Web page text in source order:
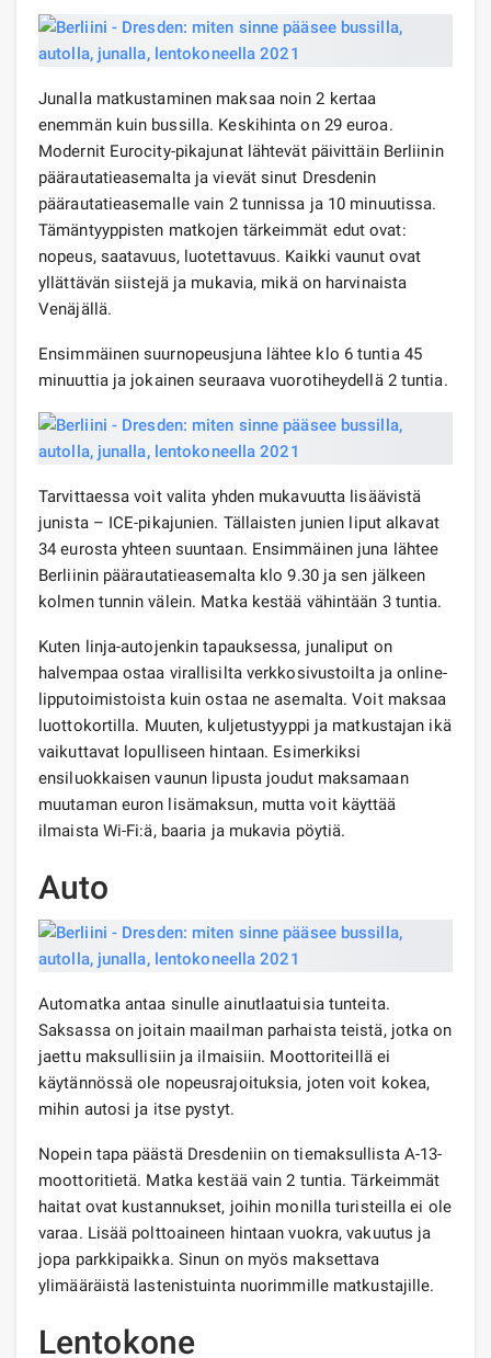
Junalla matkustaminen maksaa noin 2 kertaa
enemmän kuin bussilla. Keskihinta on 29 euroa.
Modernit Eurocity-pikajunat lähtevät päivittäin Berliinin
päärautatieasemalta ja vievät sinut Dresdenin
päärautatieasemalle vain 2 tunnissa ja 10 minuutissa.
Tämäntyyppisten matkojen tärkeimmät edut ovat:
nopeus, saatavuus, luotettavuus. Kaikki vaunut ovat
yllättävän siistejä ja mukavia, mikä on harvinaista
Venäjällä.
Ensimmäinen suurnopeusjuna lähtee klo 6 tuntia 45
minuuttia ja jokainen seuraava vuorotiheydellä 2 tuntia.
Tarvittaessa voit valita yhden mukavuutta lisäävistä
junista – ICE-pikajunien. Tällaisten junien liput alkavat
34 eurosta yhteen suuntaan. Ensimmäinen juna lähtee
Berliinin päärautatieasemalta klo 9.30 ja sen jälkeen
kolmen tunnin välein. Matka kestää vähintään 3 tuntia.
Kuten linja-autojenkin tapauksessa, junaliput on
halvempaa ostaa virallisilta verkkosivustoilta ja online-
lipputoimistoista kuin ostaa ne asemalta. Voit maksaa
luottokortilla. Muuten, kuljetustyyppi ja matkustajan ikä
vaikuttavat lopulliseen hintaan. Esimerkiksi
ensiluokkaisen vaunun lipusta joudut maksamaan
muutaman euron lisämaksun, mutta voit käyttää
ilmaista Wi-Fi:ä, baaria ja mukavia pöytiä.
Auto
Automatka antaa sinulle ainutlaatuisia tunteita.
Saksassa on joitain maailman parhaista teistä, jotka on
jaettu maksullisiin ja ilmaisiin. Moottoriteillä ei
käytännössä ole nopeusrajoituksia, joten voit kokea,
mihin autosi ja itse pystyt.
Nopein tapa päästä Dresdeniin on tiemaksullista A-13-
moottoritietä. Matka kestää vain 2 tuntia. Tärkeimmät
haitat ovat kustannukset, joihin monilla turisteilla ei ole
varaa. Lisää polttoaineen hintaan vuokra, vakuutus ja
jopa parkkipaikka. Sinun on myös maksettava
ylimääräistä lastenistuinta nuorimmille matkustajille.
Lentokone